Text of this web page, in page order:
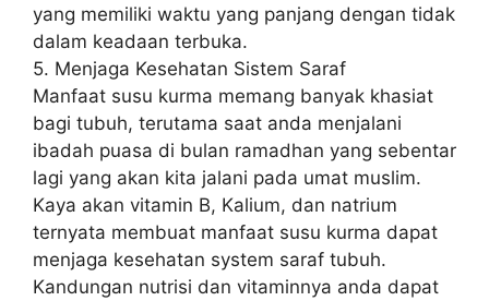
yang memiliki waktu yang panjang dengan tidak
dalam keadaan terbuka.
5. Menjaga Kesehatan Sistem Saraf
Manfaat susu kurma memang banyak khasiat
bagi tubuh, terutama saat anda menjalani
ibadah puasa di bulan ramadhan yang sebentar
lagi yang akan kita jalani pada umat muslim.
Kaya akan vitamin B, Kalium, dan natrium
ternyata membuat manfaat susu kurma dapat
menjaga kesehatan system saraf tubuh.
Kandungan nutrisi dan vitaminnya anda dapat